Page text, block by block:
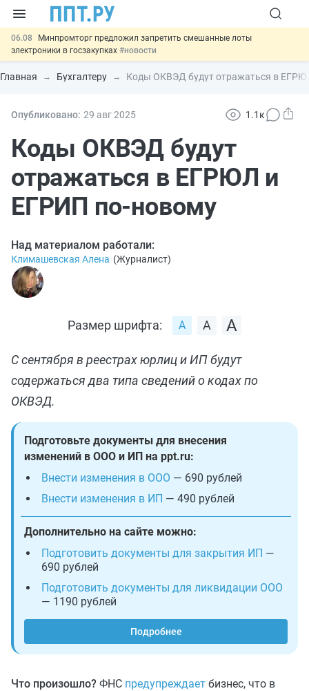
06.08
Минпромторг предложил запретить смешанные лоты
электроники в госзакупках #новости
06.08 Подписан указ об отмене спецрежима для вкладов физлиц из
недружественных стран
#новости
06.08 МВД запускает автоматическое аннулирование патента
06.08
Обеспечительный платёж СПОТ могут заменить
банковской гарантией #новости
Главная Бухгалтеру Коды ОКВЭД будут отражаться в
Опубликовано: 29 авг2025 1.1к
Коды ОКВЭД будут
отражаться в ЕГРЮЛ и
ЕГРИП по-новому
Над материалом работали:
Климашевская Алена (Журналист)
Размер шрифта:
С сентября в реестрах юрлиц и ИП будут
содержаться два типа сведений о кодах по
ОКВЭД.
Подготовьте документы для внесения
изменений в ООО и ИП на ppt.ru:
Внести изменения в ООО — 690 рублей
Внести изменения в ИП — 490 рублей
Дополнительно на сайте можно:
Подготовить документы для закрытия ИП —
690 рублей
Подготовить документы для ликвидации ООО
— 1190 рублей
Подробнее
Что произошло? ФНС предупреждает бизнес, что в